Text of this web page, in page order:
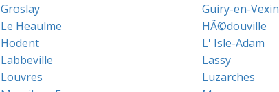
Groslay
Guiry-en-Vexin
Le Heaulme
HÃ©douville
Hodent
L' Isle-Adam
Labbeville
Lassy
Louvres
Luzarches